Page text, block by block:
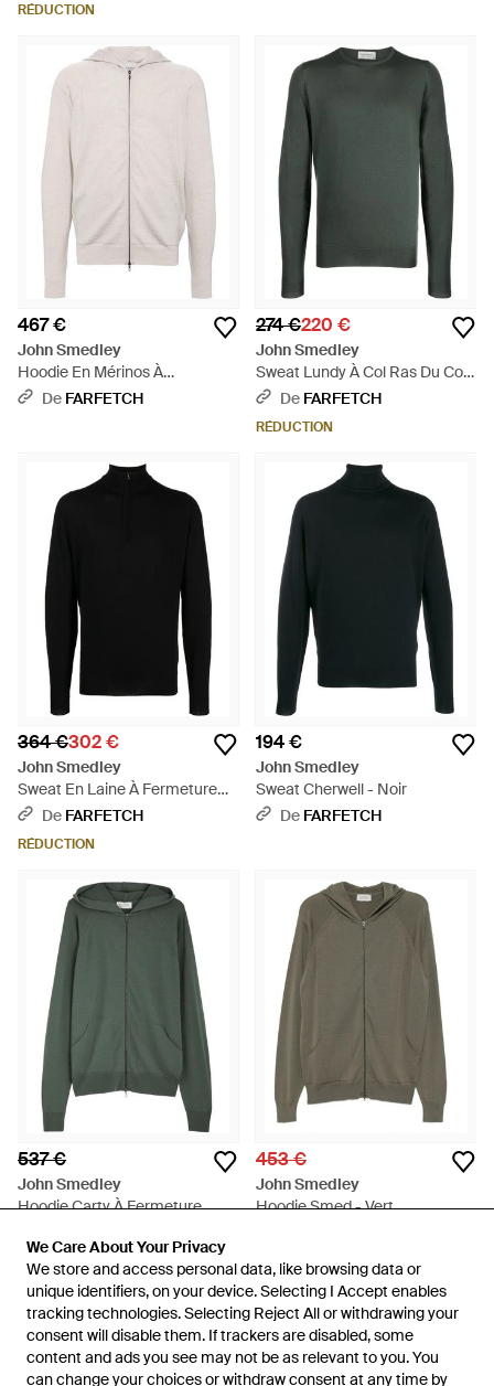
We Care About Your Privacy
We store and access personal data, like browsing data or
unique identifiers, on your device. Selecting I Accept enables
tracking technologies. Selecting Reject All or withdrawing your
consent will disable them. If trackers are disabled, some
content and ads you see may not be as relevant to you. You
can change your choices or withdraw consent at any time by
We Care About Your Privacy
We store and access personal data, like browsing data or
unique identifiers, on your device. Selecting I Accept enables
tracking technologies. Selecting Reject All or withdrawing your
consent will disable them. If trackers are disabled, some
content and ads you see may not be as relevant to you. You
can change your choices or withdraw consent at any time by
RÉDUCTION
467 €
John Smedley
Hoodie En Mérinos À
Fermeture Zippée - Blanc
De FARFETCH
274 €220 €
John Smedley
Sweat Lundy À Col Ras Du Cou
- Vert
De FARFETCH
RÉDUCTION
364 €302 €
John Smedley
Sweat En Laine À Fermeture
Zippée - Noir
De FARFETCH
RÉDUCTION
194 €
John Smedley
Sweat Cherwell - Noir
De FARFETCH
537 €
John Smedley
Hoodie Carty À Fermeture
ÉPUISÉ
453 €
John Smedley
Hoodie Smed - Vert
ÉPUISÉ